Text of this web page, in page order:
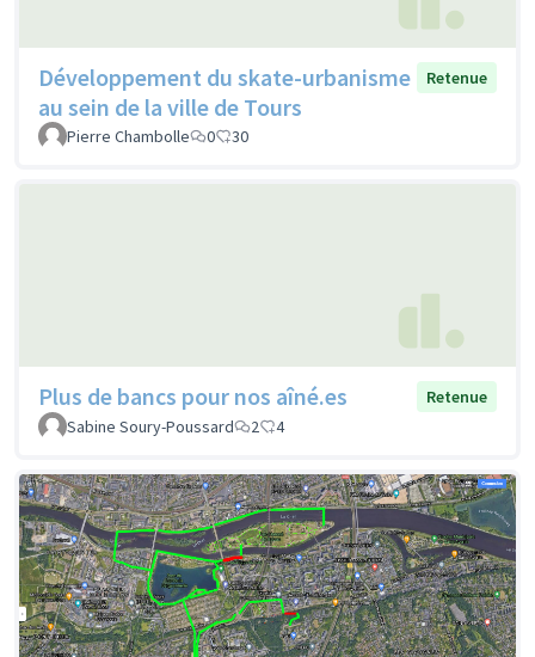
Développement du skate-urbanisme
au sein de la ville de Tours
Retenue
Pierre Chambolle 0 30
Plus de bancs pour nos aîné.es
Retenue
Sabine Soury-Poussard
2 4